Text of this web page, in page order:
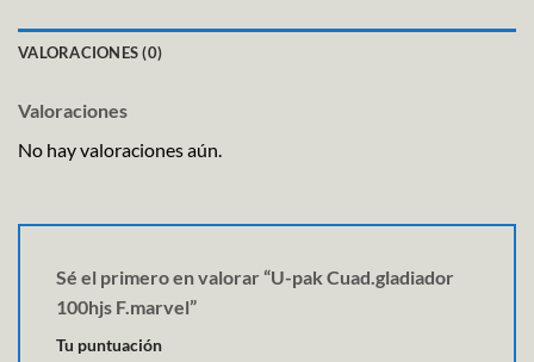
VALORACIONES (0)
Valoraciones
No hay valoraciones aún.
Sé el primero en valorar “U-pak Cuad.gladiador
100hjs F.marvel”
Tu puntuación